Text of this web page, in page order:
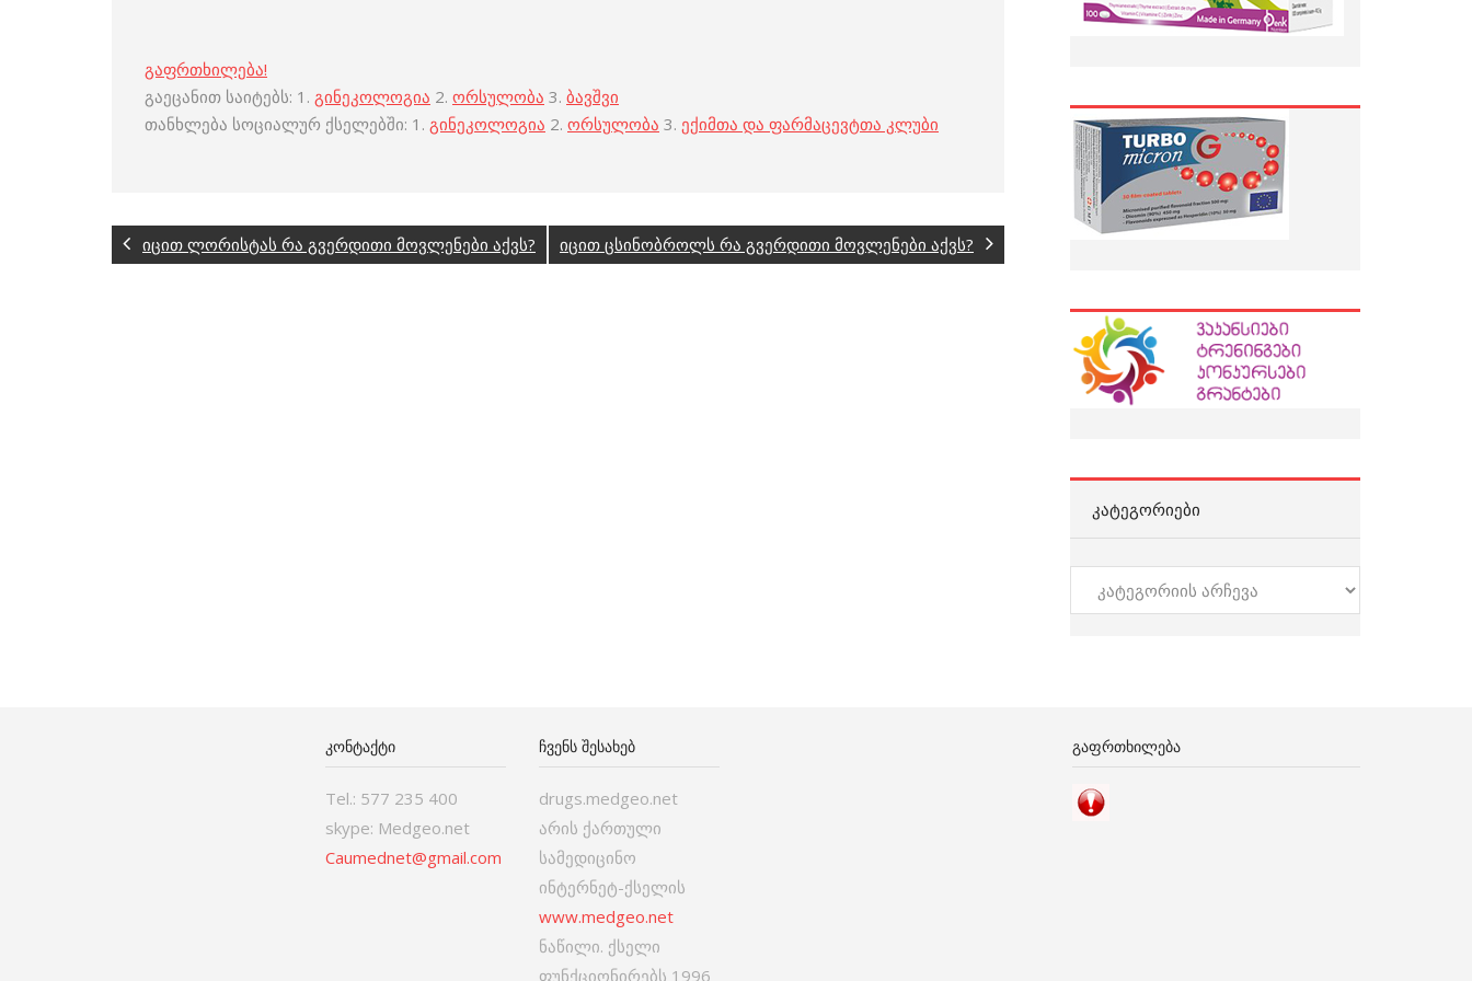
გაფრთხილება!
გაეცანით საიტებს: 1. გინეკოლოგია 2. ორსულობა 3. ბავშვი
თანხლება სოციალურ ქსელებში: 1. გინეკოლოგია 2. ორსულობა 3. ექიმთა და ფარმაცევტთა კლუბი
იცით ლორისტას რა გვერდითი მოვლენები აქვს? იცით ცსინობროლს რა გვერდითი მოვლენები აქვს?
ᲙᲐᲢᲔᲒᲝᲠᲘᲔᲑᲘ
კატეგორიები
ᲙᲝᲜᲢᲐᲥᲢᲘ
Tel.: 577 235 400
skype: Medgeo.net
Caumednet@gmail.com
ᲩᲕᲔᲜᲡ ᲨᲔᲡᲐᲮᲔᲑ
drugs.medgeo.net
არის ქართული
სამედიცინო
ინტერნეტ-ქსელის
www.medgeo.net
ნაწილი. ქსელი
ფუნქციონირებს 1996
ᲒᲐᲤᲠᲗᲮᲘᲚᲔᲑᲐ